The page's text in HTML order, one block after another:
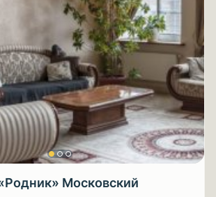
Московский